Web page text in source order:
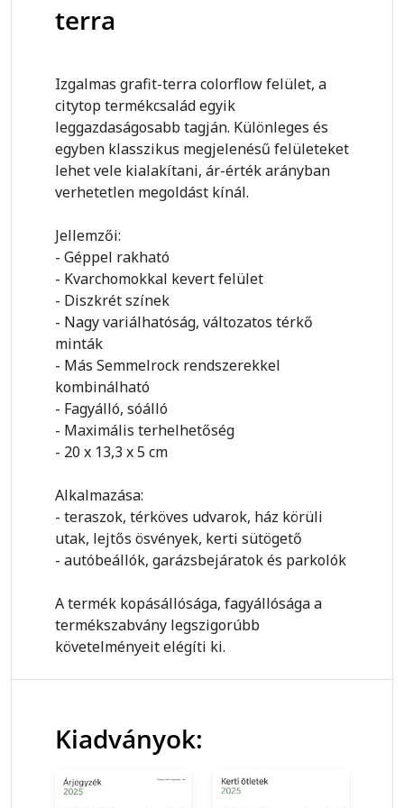
terra
Izgalmas grafit-terra colorflow felület, a
citytop termékcsalád egyik
leggazdaságosabb tagján. Különleges és
egyben klasszikus megjelenésű felületeket
lehet vele kialakítani, ár-érték arányban
verhetetlen megoldást kínál.
Jellemzői:
- Géppel rakható
- Kvarchomokkal kevert felület
- Diszkrét színek
- Nagy variálhatóság, változatos térkő
minták
- Más Semmelrock rendszerekkel
kombinálható
- Fagyálló, sóálló
- Maximális terhelhetőség
- 20 x 13,3 x 5 cm
Alkalmazása:
- teraszok, térköves udvarok, ház körüli
utak, lejtős ösvények, kerti sütögető
- autóbeállók, garázsbejáratok és parkolók
A termék kopásállósága, fagyállósága a
termékszabvány legszigorúbb
követelményeit elégíti ki.
Kiadványok: